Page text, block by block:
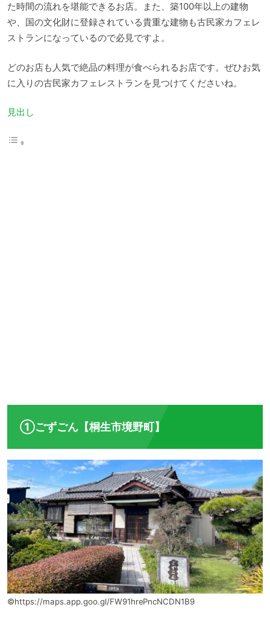
た時間の流れを堪能できるお店。また、築100年以上の建物
や、国の文化財に登録されている貴重な建物も古民家カフェレ
ストランになっているので必見ですよ。
どのお店も人気で絶品の料理が食べられるお店です。ぜひお気
に入りの古民家カフェレストランを見つけてくださいね。
見出し
①ごずごん【桐生市境野町】
©https://maps.app.goo.gl/FW91hrePncNCDN1B9